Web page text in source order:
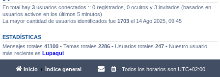
En total hay 3 usuarios conectados :: 0 registrados, 0 ocultos y 3 invitados (basados en
usuarios activos en los últimos 5 minutos)
La mayor cantidad de usuarios identificados fue 1703 el 14 Ago 2025, 09:45
ESTADÍSTICAS
Mensajes totales 41100 • Temas totales 2286 • Usuarios totales 247 • Nuestro usuario
más reciente es Lupaqui
Inicio Índice general Todos los horarios son UTC+02:00